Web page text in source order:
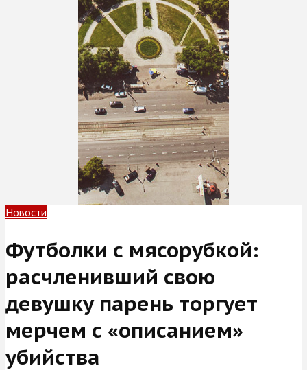
Новости
Футболки с мясорубкой:
расчленивший свою
девушку парень торгует
мерчем с «описанием»
убийства